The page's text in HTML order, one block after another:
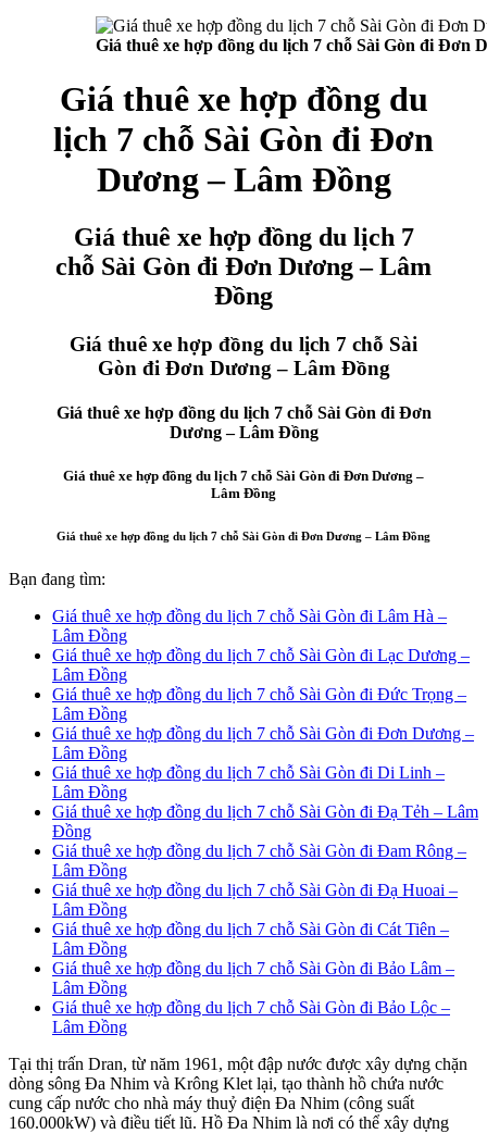
Giá thuê xe hợp đồng du lịch 7 chỗ Sài Gòn đi Đơn
Giá thuê xe hợp đồng du
lịch 7 chỗ Sài Gòn đi Đơn
Dương – Lâm Đồng
Giá thuê xe hợp đồng du lịch 7
chỗ Sài Gòn đi Đơn Dương – Lâm
Đồng
Giá thuê xe hợp đồng du lịch 7 chỗ Sài
Gòn đi Đơn Dương – Lâm Đồng
Giá thuê xe hợp đồng du lịch 7 chỗ Sài Gòn đi Đơn
Dương – Lâm Đồng
Giá thuê xe hợp đồng du lịch 7 chỗ Sài Gòn đi Đơn Dương –
Lâm Đồng
Giá thuê xe hợp đồng du lịch 7 chỗ Sài Gòn đi Đơn Dương – Lâm Đồng
Bạn đang tìm:
Giá thuê xe hợp đồng du lịch 7 chỗ Sài Gòn đi Lâm Hà –
Lâm Đồng
Giá thuê xe hợp đồng du lịch 7 chỗ Sài Gòn đi Lạc Dương –
Lâm Đồng
Giá thuê xe hợp đồng du lịch 7 chỗ Sài Gòn đi Đức Trọng –
Lâm Đồng
Giá thuê xe hợp đồng du lịch 7 chỗ Sài Gòn đi Đơn Dương –
Lâm Đồng
Giá thuê xe hợp đồng du lịch 7 chỗ Sài Gòn đi Di Linh –
Lâm Đồng
Giá thuê xe hợp đồng du lịch 7 chỗ Sài Gòn đi Đạ Tẻh – Lâm
Đồng
Giá thuê xe hợp đồng du lịch 7 chỗ Sài Gòn đi Đam Rông –
Lâm Đồng
Giá thuê xe hợp đồng du lịch 7 chỗ Sài Gòn đi Đạ Huoai –
Lâm Đồng
Giá thuê xe hợp đồng du lịch 7 chỗ Sài Gòn đi Cát Tiên –
Lâm Đồng
Giá thuê xe hợp đồng du lịch 7 chỗ Sài Gòn đi Bảo Lâm –
Lâm Đồng
Giá thuê xe hợp đồng du lịch 7 chỗ Sài Gòn đi Bảo Lộc –
Lâm Đồng
Tại thị trấn Dran, từ năm 1961, một đập nước được xây dựng chặn
dòng sông Đa Nhim và Krông Klet lại, tạo thành hồ chứa nước
cung cấp nước cho nhà máy thuỷ điện Đa Nhim (công suất
160.000kW) và điều tiết lũ. Hồ Đa Nhim là nơi có thể xây dựng